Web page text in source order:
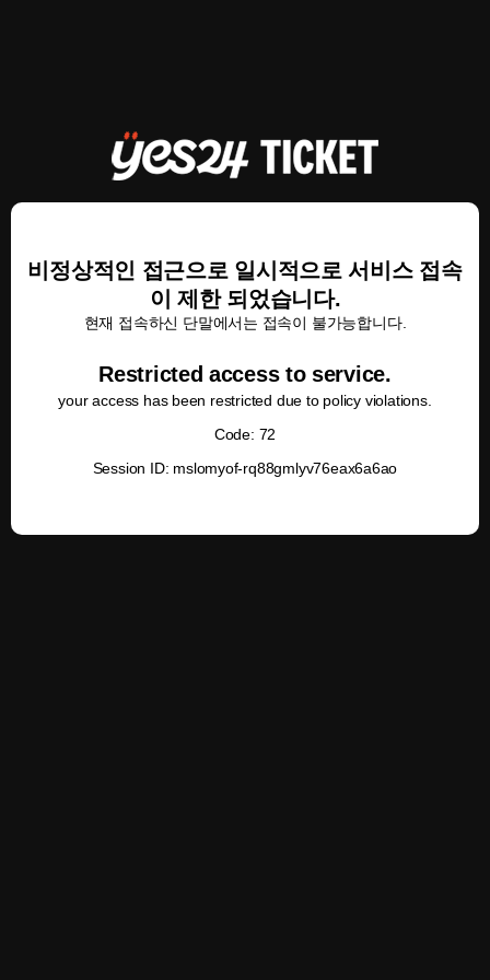
비정상적인 접근으로 일시적으로 서비스 접속
이 제한 되었습니다.
현재 접속하신 단말에서는 접속이 불가능합니다.
Restricted access to service.
your access has been restricted due to policy violations.
Code: 72
Session ID: mslomyof-rq88gmlyv76eax6a6ao